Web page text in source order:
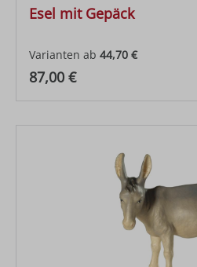
Esel mit Gepäck
Varianten ab 44,70 €
Regulärer Preis:
87,00 €